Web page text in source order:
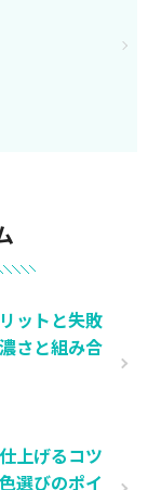
ットと失敗
さと組み合
上げるコツ
選びのポイ